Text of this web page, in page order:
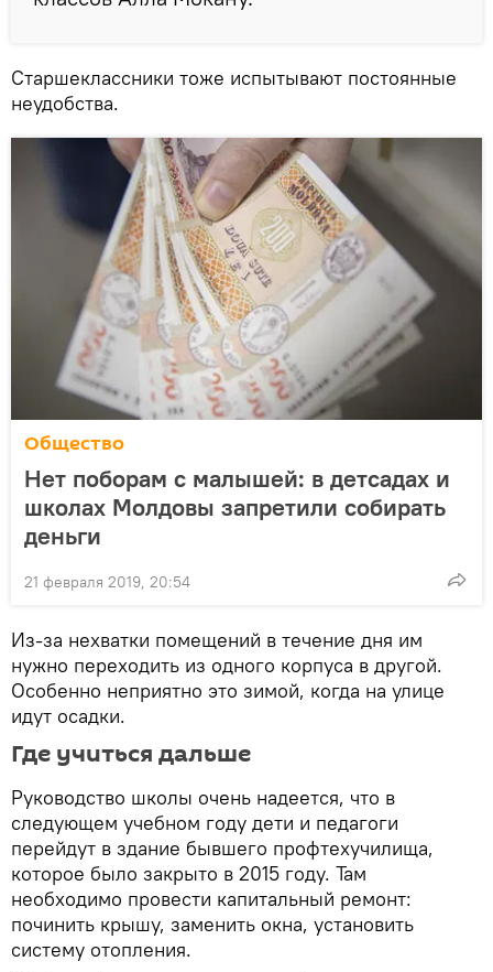
Старшеклассники тоже испытывают постоянные
неудобства.
Общество
Нет поборам с малышей: в детсадах и
школах Молдовы запретили собирать
деньги
21 февраля 2019, 20:54
Из-за нехватки помещений в течение дня им
нужно переходить из одного корпуса в другой.
Особенно неприятно это зимой, когда на улице
идут осадки.
Где учиться дальше
Руководство школы очень надеется, что в
следующем учебном году дети и педагоги
перейдут в здание бывшего профтехучилища,
которое было закрыто в 2015 году. Там
необходимо провести капитальный ремонт:
починить крышу, заменить окна, установить
систему отопления.